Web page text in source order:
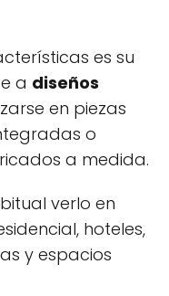
es su
a diseños
en piezas
o
a medida.
verlo en
hoteles,
y espacios